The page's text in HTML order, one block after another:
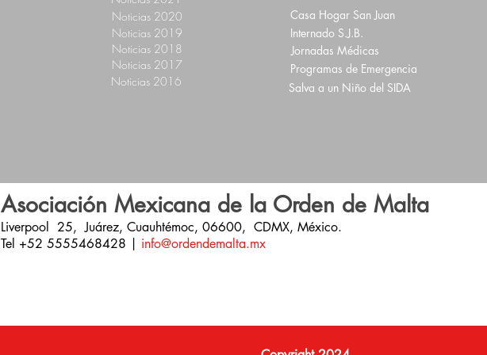
Noticias 2020
Noticias 2019
Noticias 2018
Noticias 2017
Noticias 2016
Casa Hogar San Juan
Internado S.J.B.
Jornadas Médicas
Programas de Emergencia
Salva a un Niño del SIDA
Asociación Mexicana de la Orden de Malta
Liverpool 25, Juárez, Cuauhtémoc, 06600, CDMX, México.
Tel +52 5555468428 |
info@ordendemalta.mx